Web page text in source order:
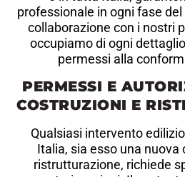
professionale in ogni fase
collaborazione con i nostri
occupiamo di ogni
permessi alla
PERMESSI E
COSTRUZIONI E
Qualsiasi intervento
Italia, sia esso una nuova
ristrutturazione, richiede